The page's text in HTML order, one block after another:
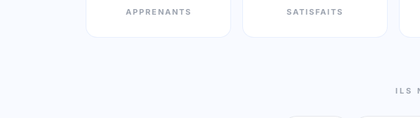
APPRENANTS SATISFAITS
ILS